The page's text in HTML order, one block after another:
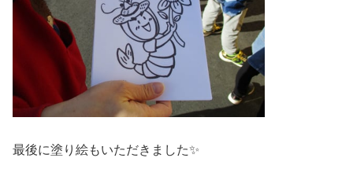
最後に塗り絵もいただきました✨